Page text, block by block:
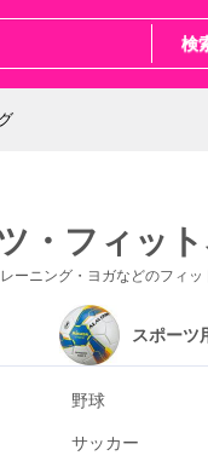
検
・フィッ
ニング・ヨガなどのフィッ
スポーツ
野球
サッカー